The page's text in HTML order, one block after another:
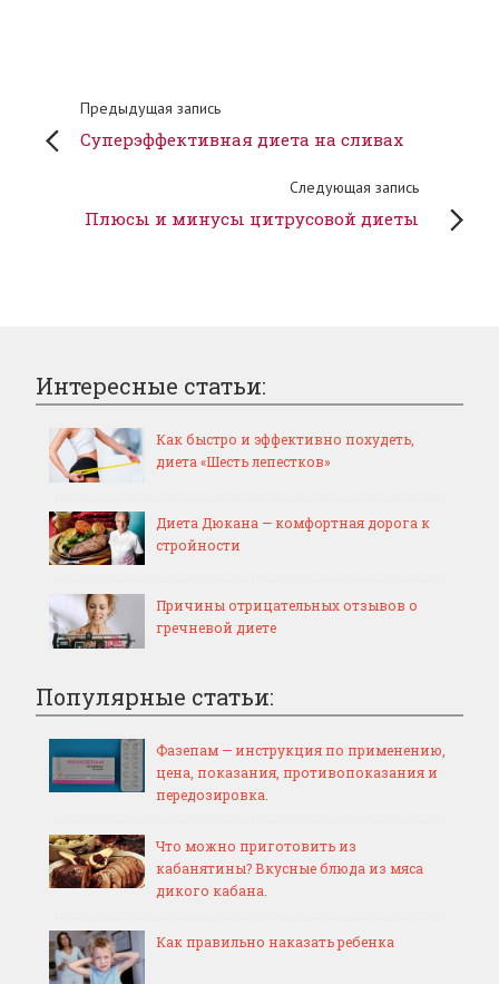
Предыдущая запись
Суперэффективная диета на сливах
Следующая запись
Плюсы и минусы цитрусовой диеты
Интересные статьи:
Как быстро и эффективно похудеть,
диета «Шесть лепестков»
Диета Дюкана — комфортная дорога к
стройности
Причины отрицательных отзывов о
гречневой диете
Популярные статьи:
Фазепам — инструкция по применению,
цена, показания, противопоказания и
передозировка.
Что можно приготовить из
кабанятины? Вкусные блюда из мяса
дикого кабана.
Как правильно наказать ребенка